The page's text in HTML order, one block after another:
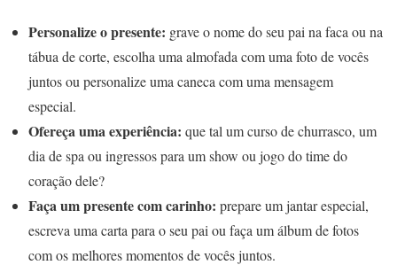
Personalize o presente: grave o nome do seu pai na faca ou na
tábua de corte, escolha uma almofada com uma foto de vocês
juntos ou personalize uma caneca com uma mensagem
especial.
Ofereça uma experiência: que tal um curso de churrasco, um
dia de spa ou ingressos para um show ou jogo do time do
coração dele?
Faça um presente com carinho: prepare um jantar especial,
escreva uma carta para o seu pai ou faça um álbum de fotos
com os melhores momentos de vocês juntos.